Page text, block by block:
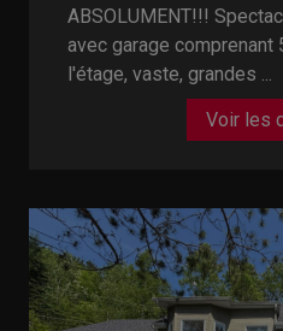
ABSOLUMENT!!!
avec garage comprenant
l'étage, vaste, grandes ...
Voir les